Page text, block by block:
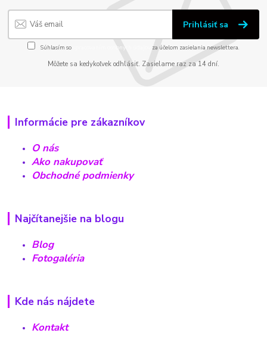
Prihlásiť sa
Súhlasím so spracovaním osobných údajov za účelom zasielania newslettera.
Môžete sa kedykoľvek odhlásiť. Zasielame raz za 14 dní.
Informácie pre zákazníkov
O nás
Ako nakupovať
Obchodné podmienky
Najčítanejšie na blogu
Blog
Fotogaléria
Kde nás nájdete
Kontakt